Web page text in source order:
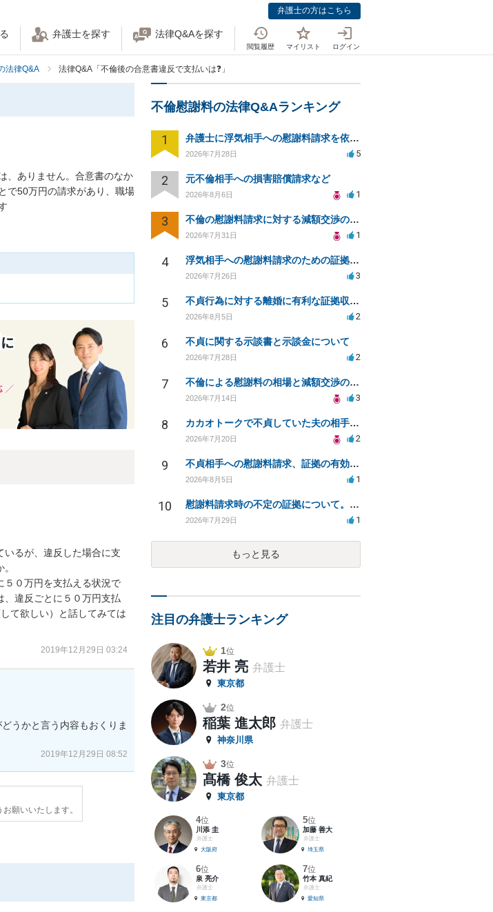
弁護士の方はこちら
弁護士を探す 法律Q&Aを探す
閲覧履歴 マイリスト ログイン
法律Q&A 法律Q&A「不倫後の合意書違反で支払いは❓」
、ありません。合意書のなか
で50万円の請求があり、職場
るが、違反した場合に支
５０万円を支払える状況で
、違反ごとに５０万円支払
て欲しい）と話してみては
2019年12月29日 03:24
うかと言う内容もおくりま
2019年12月29日 08:52
願いいたします。
不倫慰謝料の法律Q&Aランキング
1 弁護士に浮気相手への慰謝料請求を依頼する費用相場は？
2026年7月28日 5
2 元不倫相手への損害賠償請求など
2026年8月6日 1
3 不倫の慰謝料請求に対する減額交渉の可能性と対策
2026年7月31日 1
4 浮気相手への慰謝料請求のための証拠集めと探偵選び
2026年7月26日 3
5 不貞行為に対する離婚に有利な証拠収集方法と法的手続きについて
2026年8月5日 2
6 不貞に関する示談書と示談金について
2026年7月28日 2
7 不倫による慰謝料の相場と減額交渉の可能性について
2026年7月14日 3
8 カカオトークで不貞していた夫の相手を特定したい
2026年7月20日 2
9 不貞相手への慰謝料請求、証拠の有効性と対応方法は？
2026年8月5日 1
10 慰謝料請求時の不定の証拠について。効力があるのか知りたい。
2026年7月29日 1
もっと見る
注目の弁護士ランキング
1位
若井 亮 弁護士
東京都
2位
稲葉 進太郎 弁護士
神奈川県
3位
髙橋 俊太 弁護士
東京都
4位
川添 圭
弁護士
大阪府
5位
加藤 善大
弁護士
埼玉県
6位
泉 亮介
弁護士
東京都
7位
竹本 真紀
弁護士
愛知県